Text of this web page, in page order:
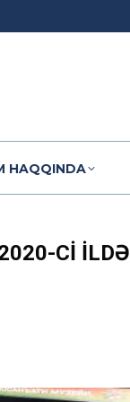
HAQQINDA
CI ILDƏ